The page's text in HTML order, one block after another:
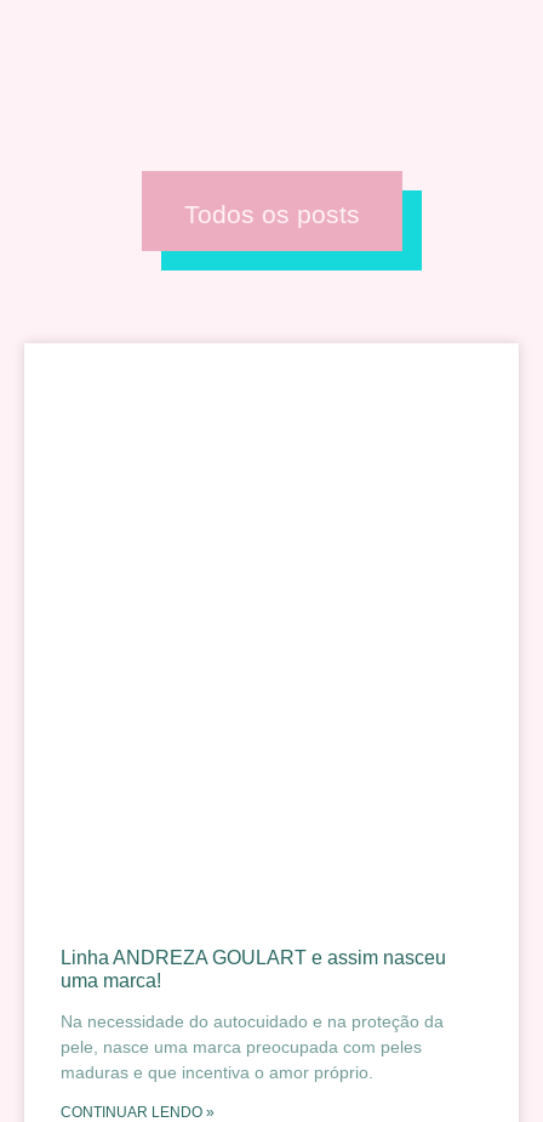
Todos os posts
Linha ANDREZA GOULART e assim nasceu
uma marca!
Na necessidade do autocuidado e na proteção da
pele, nasce uma marca preocupada com peles
maduras e que incentiva o amor próprio.
CONTINUAR LENDO »